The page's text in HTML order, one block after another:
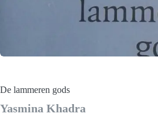
De lammeren gods
Yasmina Khadra